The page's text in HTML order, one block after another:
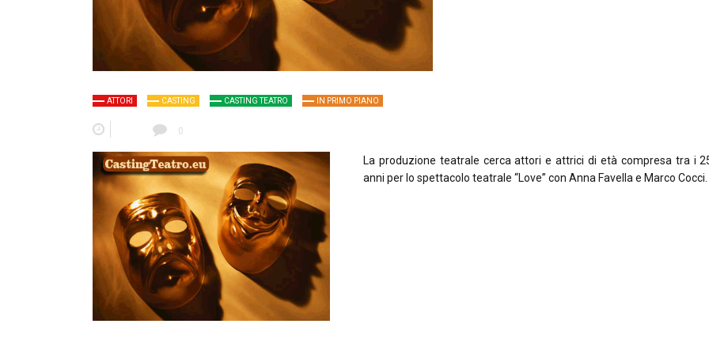
ATTORI CASTING CASTING TEATRO IN PRIMO PIANO
0
La produzione teatrale cerca attori e attrici di età compresa tra i
anni per lo spettacolo teatrale “Love” con Anna Favella e Marco Cocci.